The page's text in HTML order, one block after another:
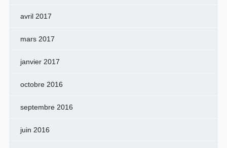
avril 2017
mars 2017
janvier 2017
octobre 2016
septembre 2016
juin 2016